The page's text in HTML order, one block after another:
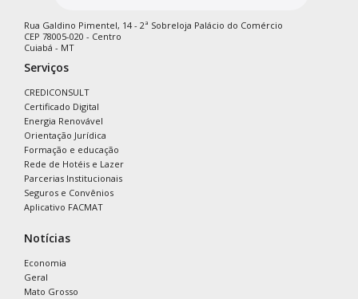
Rua Galdino Pimentel, 14 - 2ª Sobreloja Palácio do Comércio
CEP 78005-020 - Centro
Cuiabá - MT
Serviços
CREDICONSULT
Certificado Digital
Energia Renovável
Orientação Jurídica
Formação e educação
Rede de Hotéis e Lazer
Parcerias Institucionais
Seguros e Convênios
Aplicativo FACMAT
Notícias
Economia
Geral
Mato Grosso